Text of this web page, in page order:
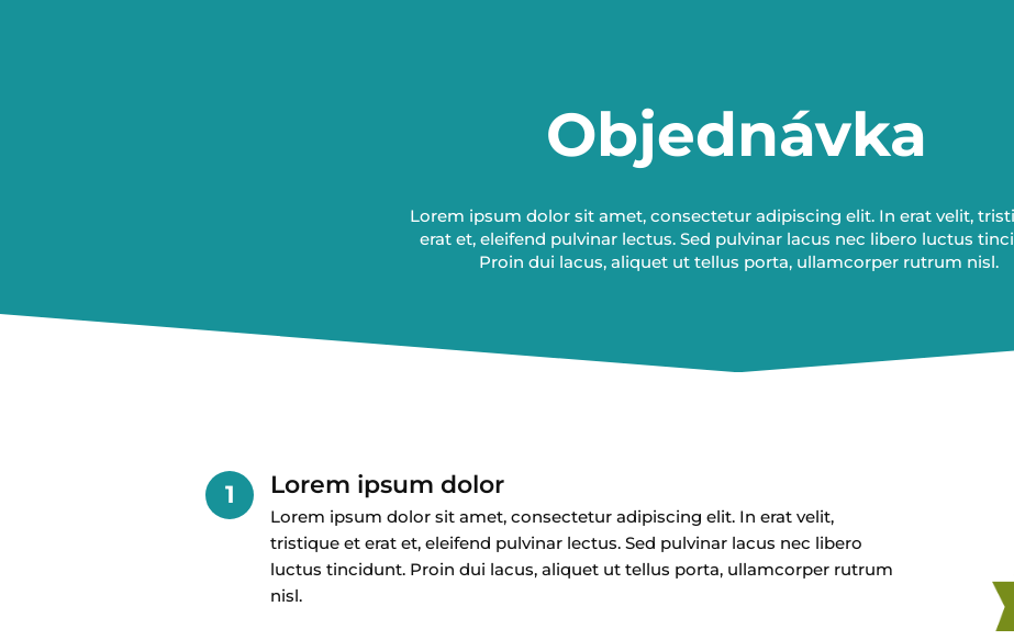
Objednávka
Lorem ipsum dolor sit amet, consectetur adipiscing elit. In erat velit,
erat et, eleifend pulvinar lectus. Sed pulvinar lacus nec libero luctus
Proin dui lacus, aliquet ut tellus porta, ullamcorper rutrum nisl.
1 Lorem ipsum dolor
Lorem ipsum dolor sit amet, consectetur adipiscing elit. In erat velit,
tristique et erat et, eleifend pulvinar lectus. Sed pulvinar lacus nec libero
luctus tincidunt. Proin dui lacus, aliquet ut tellus porta, ullamcorper rutrum
nisl.